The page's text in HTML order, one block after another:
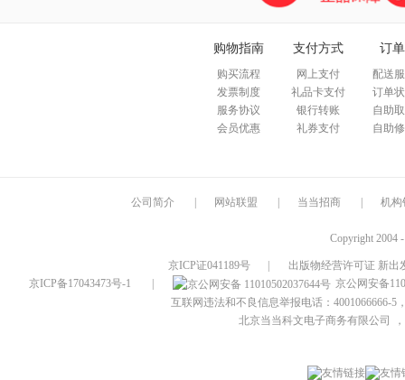
购物指南
购买流程
发票制度
服务协议
会员优惠
支付方式
网上支付
礼品卡支付
银行转账
礼券支付
订
配送
订单
自助
自助
公司简介 网站联盟 当当招商 机构
Copyright 2004
京ICP证041189号
出版物经营许可证 新出
京ICP备17043473号-1
京公网安备
互联网违法和不良信息举报电话：4001066666-5
北京当当科文电子商务有限公司